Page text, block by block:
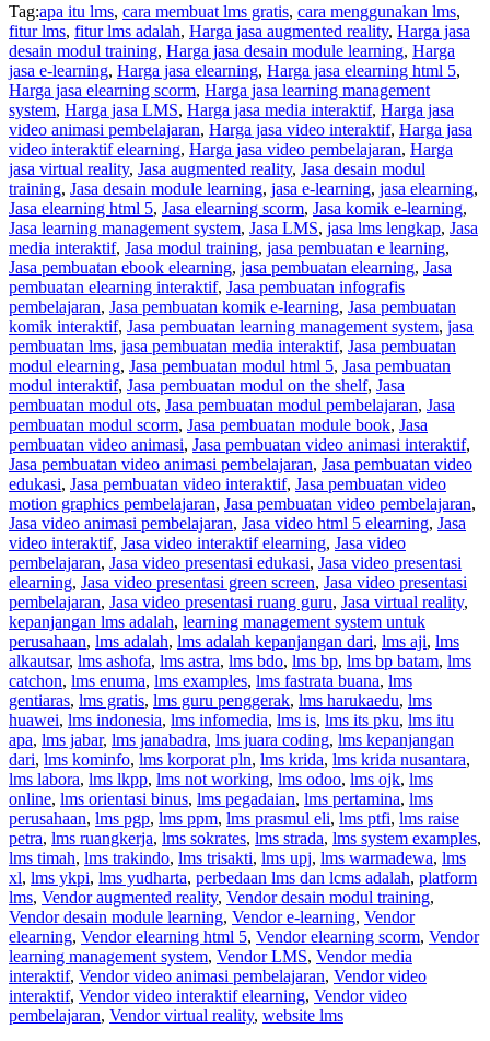
Tag:apa itu lms, cara membuat lms gratis, cara menggunakan lms,
fitur lms, fitur lms adalah, Harga jasa augmented reality, Harga jasa
desain modul training, Harga jasa desain module learning, Harga
jasa e-learning, Harga jasa elearning, Harga jasa elearning html 5,
Harga jasa elearning scorm, Harga jasa learning management
system, Harga jasa LMS, Harga jasa media interaktif, Harga jasa
video animasi pembelajaran, Harga jasa video interaktif, Harga jasa
video interaktif elearning, Harga jasa video pembelajaran, Harga
jasa virtual reality, Jasa augmented reality, Jasa desain modul
training, Jasa desain module learning, jasa e-learning, jasa elearning,
Jasa elearning html 5, Jasa elearning scorm, Jasa komik e-learning,
Jasa learning management system, Jasa LMS, jasa lms lengkap, Jasa
media interaktif, Jasa modul training, jasa pembuatan e learning,
Jasa pembuatan ebook elearning, jasa pembuatan elearning, Jasa
pembuatan elearning interaktif, Jasa pembuatan infografis
pembelajaran, Jasa pembuatan komik e-learning, Jasa pembuatan
komik interaktif, Jasa pembuatan learning management system, jasa
pembuatan lms, jasa pembuatan media interaktif, Jasa pembuatan
modul elearning, Jasa pembuatan modul html 5, Jasa pembuatan
modul interaktif, Jasa pembuatan modul on the shelf, Jasa
pembuatan modul ots, Jasa pembuatan modul pembelajaran, Jasa
pembuatan modul scorm, Jasa pembuatan module book, Jasa
pembuatan video animasi, Jasa pembuatan video animasi interaktif,
Jasa pembuatan video animasi pembelajaran, Jasa pembuatan video
edukasi, Jasa pembuatan video interaktif, Jasa pembuatan video
motion graphics pembelajaran, Jasa pembuatan video pembelajaran,
Jasa video animasi pembelajaran, Jasa video html 5 elearning, Jasa
video interaktif, Jasa video interaktif elearning, Jasa video
pembelajaran, Jasa video presentasi edukasi, Jasa video presentasi
elearning, Jasa video presentasi green screen, Jasa video presentasi
pembelajaran, Jasa video presentasi ruang guru, Jasa virtual reality,
kepanjangan lms adalah, learning management system untuk
perusahaan, lms adalah, lms adalah kepanjangan dari, lms aji, lms
alkautsar, lms ashofa, lms astra, lms bdo, lms bp, lms bp batam, lms
catchon, lms enuma, lms examples, lms fastrata buana, lms
gentiaras, lms gratis, lms guru penggerak, lms harukaedu, lms
huawei, lms indonesia, lms infomedia, lms is, lms its pku, lms itu
apa, lms jabar, lms janabadra, lms juara coding, lms kepanjangan
dari, lms kominfo, lms korporat pln, lms krida, lms krida nusantara,
lms labora, lms lkpp, lms not working, lms odoo, lms ojk, lms
online, lms orientasi binus, lms pegadaian, lms pertamina, lms
perusahaan, lms pgp, lms ppm, lms prasmul eli, lms ptfi, lms raise
petra, lms ruangkerja, lms sokrates, lms strada, lms system examples,
lms timah, lms trakindo, lms trisakti, lms upj, lms warmadewa, lms
xl, lms ykpi, lms yudharta, perbedaan lms dan lcms adalah, platform
lms, Vendor augmented reality, Vendor desain modul training,
Vendor desain module learning, Vendor e-learning, Vendor
elearning, Vendor elearning html 5, Vendor elearning scorm, Vendor
learning management system, Vendor LMS, Vendor media
interaktif, Vendor video animasi pembelajaran, Vendor video
interaktif, Vendor video interaktif elearning, Vendor video
pembelajaran, Vendor virtual reality, website lms